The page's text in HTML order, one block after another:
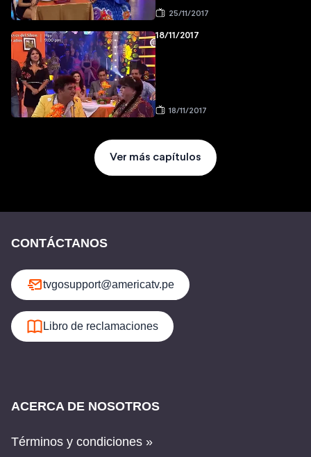
25/11/2017
18/11/2017
18/11/2017
Ver más capítulos
CONTÁCTANOS
tvgosupport@americatv.pe
Libro de reclamaciones
ACERCA DE NOSOTROS
Términos y condiciones »